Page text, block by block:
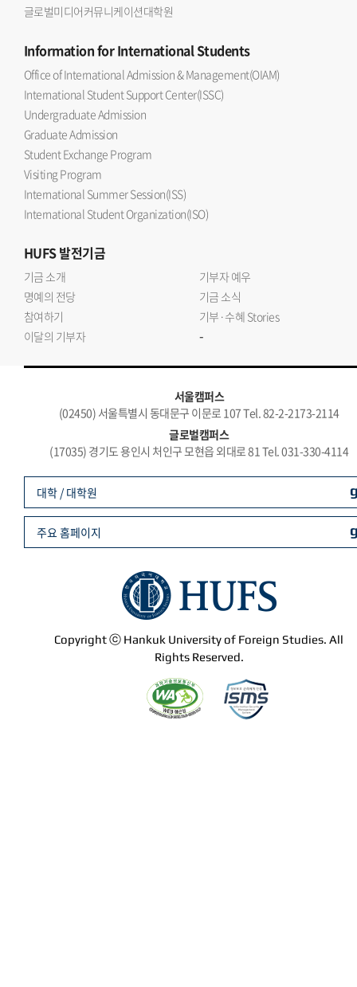
글로벌미디어커뮤니케이션대학원
Informationfor International Students
Office of International Admission & Management(OIAM)
International Student Support Center(ISSC)
Undergraduate Admission
Graduate Admission
Student Exchange Program
Visiting Program
International Summer Session(ISS)
International Student Organization(ISO)
HUFS발전기금
기금 소개
기부자 예우
명예의 전당
기금 소식
참여하기
기부·수혜 Stories
이달의 기부자
-
서울캠퍼스
(02450) 서울특별시 동대문구 이문로 107 Tel. 82-2-2173-2114
글로벌캠퍼스
(17035) 경기도 용인시 처인구 모현읍 외대로 81 Tel. 031-330-4114
Copyright ⓒ Hankuk University of Foreign Studies. All
Rights Reserved.
대학 / 대학원
주요 홈페이지